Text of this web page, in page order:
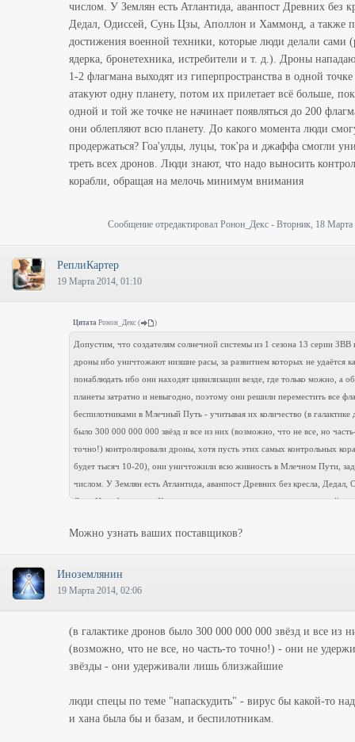
числом. У Землян есть Атлантида, аванпост Древних без
Дедал, Одиссей, Сунь Цзы, Аполлон и Хаммонд, а также
достижения военной техники, которые люди делали сами
ядерка, бронетехника, истребители и т. д.). Дроны
1-2 флагмана выходят из гиперпространства в одной
атакуют одну планету, потом их прилетает всё больше,
одной и той же точке не начинает появляться до 200
они облепляют всю планету. До какого момента люди
продержаться? Гоа'улды, луцы, ток'ра и джаффа смогли
треть всех дронов. Люди знают, что надо выносить
корабли, обращая на мелочь минимум внимания
Сообщение отредактировал Ронон_Декс - Вторник, 18 Марта
РеплиКартер
19 Марта 2014, 01:10
Цитата Ронон_Декс ( )
Допустим, что создателям солнечной системы из 1 сезона 13 серии ЗВВ
дроны ибо уничтожают низшие расы, за развитием которых не удаётся
понаблюдать ибо они находят цивилизации везде, где только можно, а
планеты затратно и невыгодно, поэтому они решили переместить все
беспилотниками в Млечный Путь - учитывая их количество (в галактике
было 300 000 000 000 звёзд и все из них (возможно, что не все, но
точно!) контролировали дроны, хотя пусть этих самых контрольных
будет тысяч 10-20), они уничтожили всю живность в Млечном Пути,
числом. У Землян есть Атлантида, аванпост Древних без кресла, Дедал,
Сунь Цзы, Аполлон и Хаммонд, а также прочие достижения военной
Дроны нападают сначала 1-2 флагмана выходят из гиперпространства в
точке и атакуют одну планету, потом их прилетает всё больше, пока в
же точке не начинает появляться до 200 флагманов и они облепляют всю
До какого момента люди смогут продержаться? Гоа'улды, луцы, ток'ра
Можно узнать ваших поставщиков?
Иноземлянин
19 Марта 2014, 02:06
(в галактике дронов было 300 000 000 000 звёзд и все из
(возможно, что не все, но часть-то точно!) - они не
звёзды - они удерживали лишь близжайшие
люди спецы по теме "напаскудить" - вирус бы какой-то
и хана была бы и базам, и беспилотникам.